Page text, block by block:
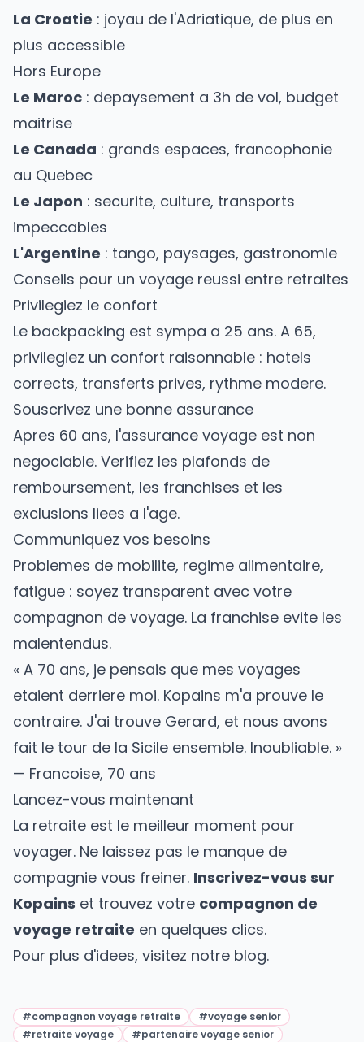
La Croatie : joyau de l'Adriatique, de plus en
plus accessible
Hors Europe
Le Maroc : depaysement a 3h de vol, budget
maitrise
Le Canada : grands espaces, francophonie
au Quebec
Le Japon : securite, culture, transports
impeccables
L'Argentine : tango, paysages, gastronomie
Conseils pour un voyage reussi entre retraites
Privilegiez le confort
Le backpacking est sympa a 25 ans. A 65,
privilegiez un confort raisonnable : hotels
corrects, transferts prives, rythme modere.
Souscrivez une bonne assurance
Apres 60 ans, l'assurance voyage est non
negociable. Verifiez les plafonds de
remboursement, les franchises et les
exclusions liees a l'age.
Communiquez vos besoins
Problemes de mobilite, regime alimentaire,
fatigue : soyez transparent avec votre
compagnon de voyage. La franchise evite les
malentendus.
« A 70 ans, je pensais que mes voyages
etaient derriere moi. Kopains m'a prouve le
contraire. J'ai trouve Gerard, et nous avons
fait le tour de la Sicile ensemble. Inoubliable. »
— Francoise, 70 ans
Lancez-vous maintenant
La retraite est le meilleur moment pour
voyager. Ne laissez pas le manque de
compagnie vous freiner. Inscrivez-vous sur
Kopains et trouvez votre compagnon de
voyage retraite en quelques clics.
Pour plus d'idees, visitez notre blog.
#compagnon voyage retraite #voyage senior
#retraite voyage #partenaire voyage senior